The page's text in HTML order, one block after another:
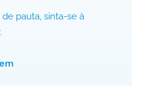
pauta, sinta-se à